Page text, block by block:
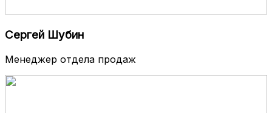
Сергей Шубин
Менеджер отдела продаж